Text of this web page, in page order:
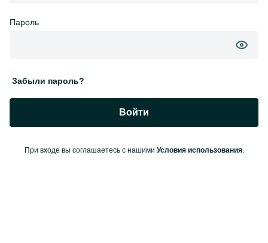
Пароль
Забыли пароль?
Войти
При входе вы соглашаетесь с нашими Условия использования.